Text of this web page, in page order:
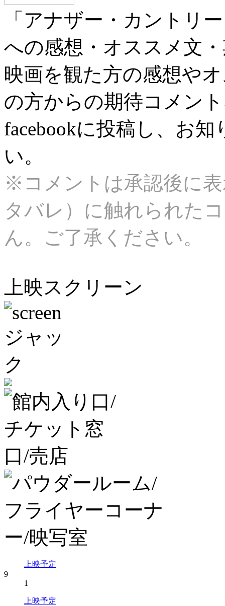
「アナザー・カントリ
への感想・オススメ文
映画を観た方の感想や
の方からの期待コメン
facebookに投稿し、お
い。
※コメントは承認後に
タバレ）に触れられた
ん。ご了承ください。
上映スクリーン
上映予定
9
1
上映予定